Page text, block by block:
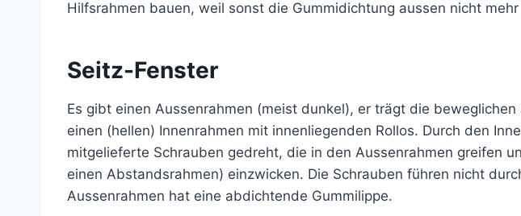
Hilfsrahmen bauen, weil sonst die Gummidichtung aussen nicht
Seitz-Fenster
Es gibt einen Aussenrahmen (meist dunkel), er trägt die beweglichen
einen (hellen) Innenrahmen mit innenliegenden Rollos. Durch den
mitgelieferte Schrauben gedreht, die in den Aussenrahmen greifen
einen Abstandsrahmen) einzwicken. Die Schrauben führen nicht
Aussenrahmen hat eine abdichtende Gummilippe.